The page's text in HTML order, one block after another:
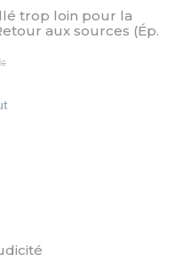
trop loin pour la
aux sources (Ép.